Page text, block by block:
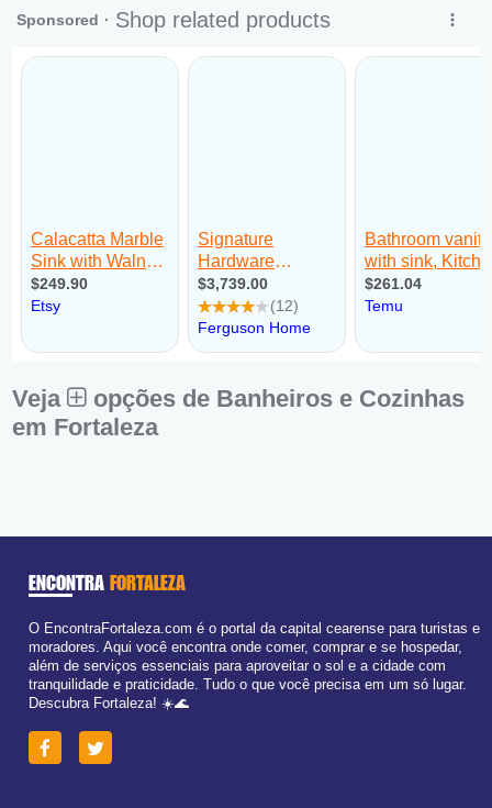
Veja
opções de Banheiros e Cozinhas
em Fortaleza
ENCONTRA FORTALEZA
O EncontraFortaleza.com é o portal da capital cearense para turistas e
moradores. Aqui você encontra onde comer, comprar e se hospedar,
além de serviços essenciais para aproveitar o sol e a cidade com
tranquilidade e praticidade. Tudo o que você precisa em um só lugar.
Descubra Fortaleza! ☀️🌊